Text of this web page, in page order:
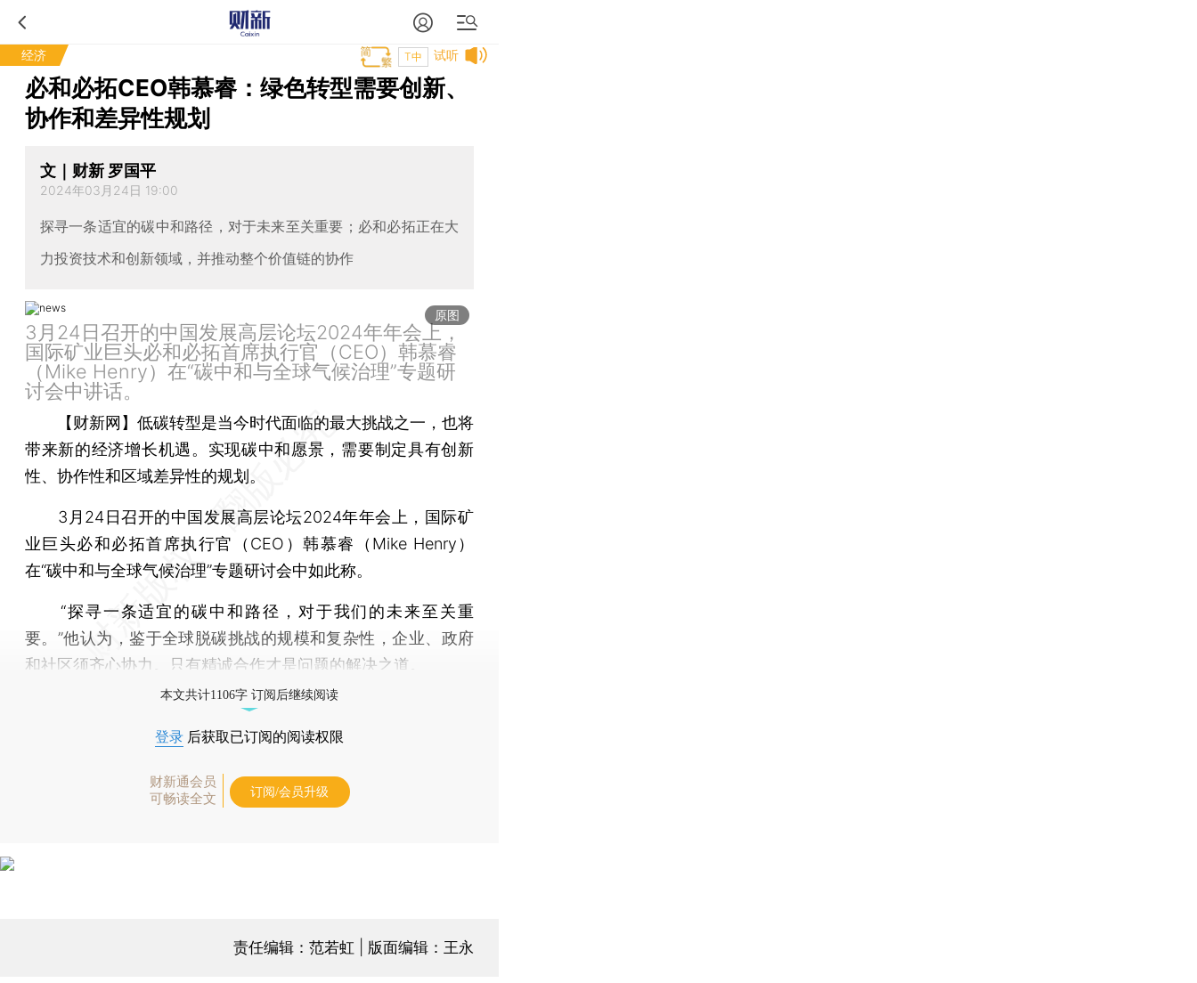
经济 试听
T中
必和必拓CEO韩慕睿：绿色转型需要创新、
协作和差异性规划
文｜财新 罗国平
2024年03月24日 19:00
探寻一条适宜的碳中和路径，对于未来至关重要；必和必拓正在大
力投资技术和创新领域，并推动整个价值链的协作
原图
3月24日召开的中国发展高层论坛2024年年会上，
国际矿业巨头必和必拓首席执行官（CEO）韩慕睿
（Mike Henry）在“碳中和与全球气候治理”专题研
讨会中讲话。
【财新网】 低碳转型是当今时代面临的最大挑战之一，也将
带来新的经济增长机遇。实现碳中和愿景，需要制定具有创新
性、协作性和区域差异性的规划。
3月24日召开的中国发展高层论坛2024年年会上，国际矿
业巨头必和必拓首席执行官（CEO）韩慕睿（Mike Henry）
在“碳中和与全球气候治理”专题研讨会中如此称。
“探寻一条适宜的碳中和路径，对于我们的未来至关重
要。”他认为，鉴于全球脱碳挑战的规模和复杂性，企业、政府
和社区须齐心协力。只有精诚合作才是问题的解决之道。
本文共计1106字 订阅后继续阅读
登录 后获取已订阅的阅读权限
财新通会员
可畅读全文
订阅/会员升级
责任编辑：范若虹 | 版面编辑：王永